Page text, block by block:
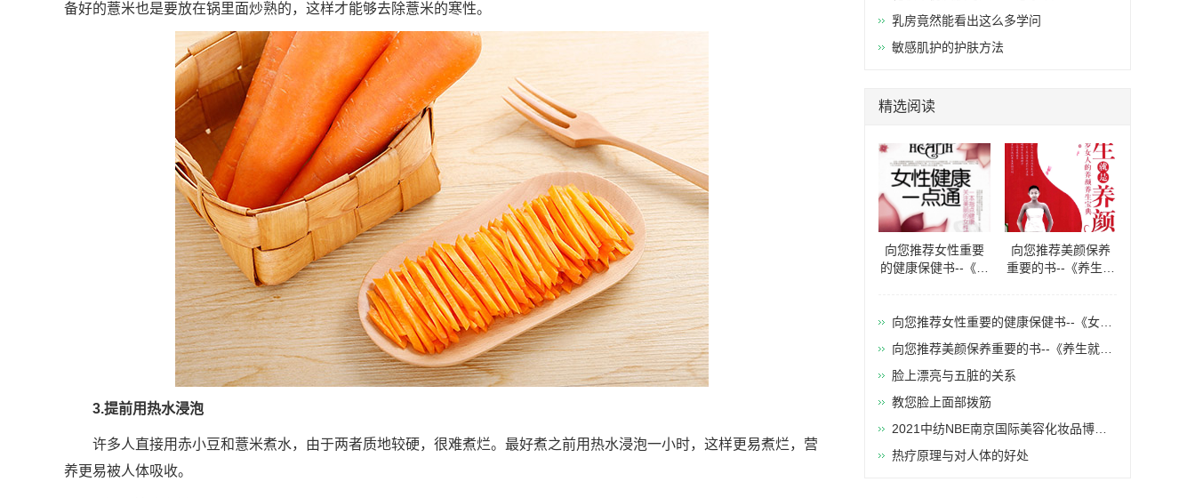
备好的薏米也是要放在锅里面炒熟的，这样才能够去除薏米的寒性。
3.提前用热水浸泡
许多人直接用赤小豆和薏米煮水，由于两者质地较硬，很难煮烂。最好煮之前用热水浸泡一小时，这样更易煮烂，营
养更易被人体吸收。
乳房竟然能看出这么多学问
敏感肌护的护肤方法
精选阅读
向您推荐女性重要
的健康保健书--《女
向您推荐美颜保养
重要的书--《养生就
向您推荐女性重要的健康保健书--《女性
健康一点通》
向您推荐美颜保养重要的书--《养生就是
养颜20-40岁女人的养颜养生
脸上漂亮与五脏的关系
教您脸上面部拨筋
2021中纺NBE南京国际美容化妆品博览
会
热疗原理与对人体的好处